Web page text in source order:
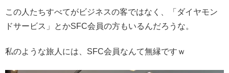
この人たちすべてがビジネスの客ではなく、「ダイヤモン
ドサービス」とかSFC会員の方もいるんだろうな。
私のような旅人には、SFC会員なんて無縁ですｗ